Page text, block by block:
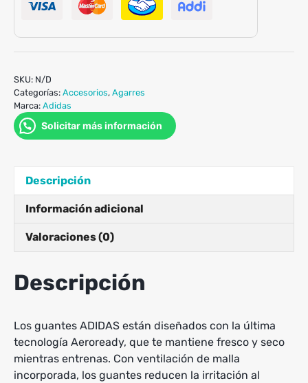
SKU: N/D
Categorías: Accesorios, Agarres
Marca: Adidas
Solicitar más información
Descripción
Información adicional
Valoraciones (0)
Descripción
Los guantes ADIDAS están diseñados con la última
tecnología Aeroready, que te mantiene fresco y seco
mientras entrenas. Con ventilación de malla
incorporada, los guantes reducen la irritación al